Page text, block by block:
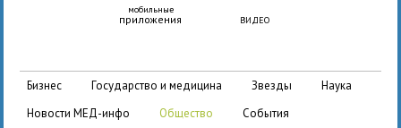
мобильные
приложения ВИДЕО
бизнес государство и медицина звезды
наука
новости МЕД-инфо
общество
события